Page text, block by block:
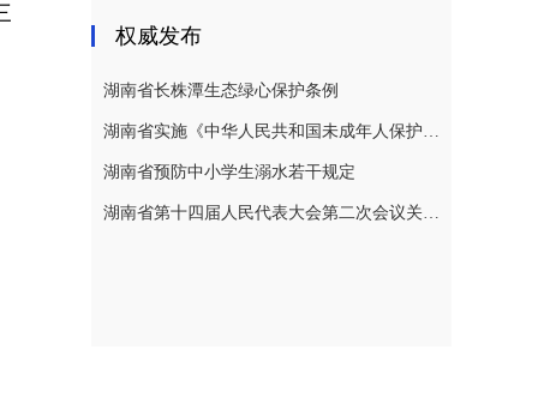
权威发布
湖南省长株潭生态绿心保护条例
湖南省实施《中华人民共和国未成年人保护法》若干规定
湖南省预防中小学生溺水若干规定
湖南省第十四届人民代表大会第二次会议关于湖南省人民代表大会常务委员会工作报告的决议